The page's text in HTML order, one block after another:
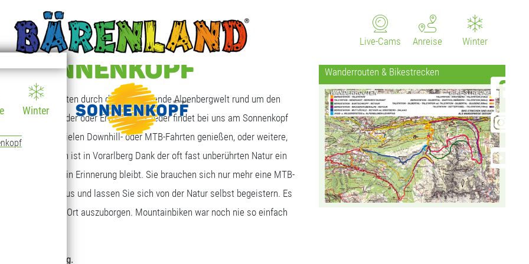
Winter
Winter
Anreise
Live-Cams
SONNENKOPF
MTB-Routen durch die faszinierende Alpenbergwelt rund um den
oder Profis, Kinder oder Erwachsene, jeder findet bei uns am Sonnenkopf
den Tag mit vielen Downhill- oder MTB-Fahrten genießen, oder weitere,
Mountainbiken ist in Vorarlberg Dank der oft fast unberührten Natur ein
Kindern lange in Erinnerung bleibt. Sie brauchen sich nur mehr eine MTB-
ein MTB-Bike aus und lassen Sie sich von der Natur selbst begeistern. Es
vor Ort auszuborgen. Mountainbiken war noch nie so einfach
zur Verfügung.
Wanderrouten & Bikestrecken